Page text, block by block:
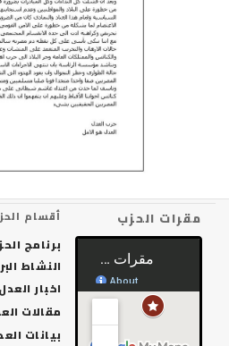
الحزب أقسام الحزب
برنامج الحزب
النشاط البرلماني
اخبار العدل
مقالات العدل
بيانات العدل